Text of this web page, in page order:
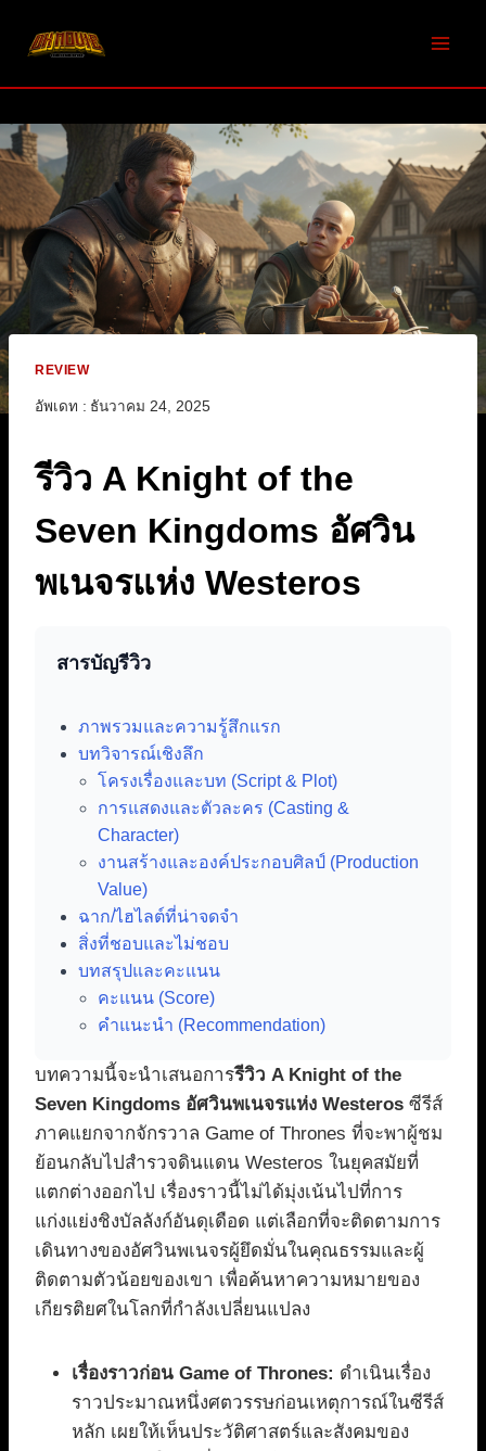
REVIEW
อัพเดท : ธันวาคม 24, 2025
รีวิว A Knight of the
Seven Kingdoms อัศวิน
พเนจรแห่ง Westeros
สารบัญรีวิว
ภาพรวมและความรู้สึกแรก
บทวิจารณ์เชิงลึก
โครงเรื่องและบท (Script & Plot)
การแสดงและตัวละคร (Casting &
Character)
งานสร้างและองค์ประกอบศิลป์ (Production
Value)
ฉาก/ไฮไลต์ที่น่าจดจำ
สิ่งที่ชอบและไม่ชอบ
บทสรุปและคะแนน
คะแนน (Score)
คำแนะนำ (Recommendation)
บทความนี้จะนำเสนอการรีวิว A Knight of the
Seven Kingdoms อัศวินพเนจรแห่ง Westeros ซีรีส์
ภาคแยกจากจักรวาล Game of Thrones ที่จะพาผู้ชม
ย้อนกลับไปสำรวจดินแดน Westeros ในยุคสมัยที่
แตกต่างออกไป เรื่องราวนี้ไม่ได้มุ่งเน้นไปที่การ
แก่งแย่งชิงบัลลังก์อันดุเดือด แต่เลือกที่จะติดตามการ
เดินทางของอัศวินพเนจรผู้ยึดมั่นในคุณธรรมและผู้
ติดตามตัวน้อยของเขา เพื่อค้นหาความหมายของ
เกียรติยศในโลกที่กำลังเปลี่ยนแปลง
เรื่องราวก่อน Game of Thrones: ดำเนินเรื่อง
ราวประมาณหนึ่งศตวรรษก่อนเหตุการณ์ในซีรีส์
หลัก เผยให้เห็นประวัติศาสตร์และสังคมของ